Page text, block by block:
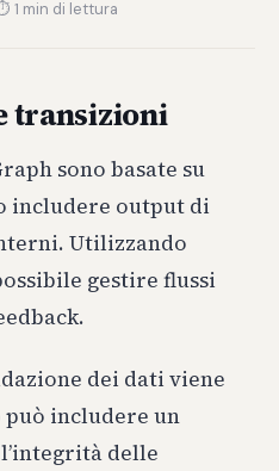
1 min di lettura
transizioni
sono basate su
includere output di
Utilizzando
gestire flussi
dei dati viene
includere un
delle